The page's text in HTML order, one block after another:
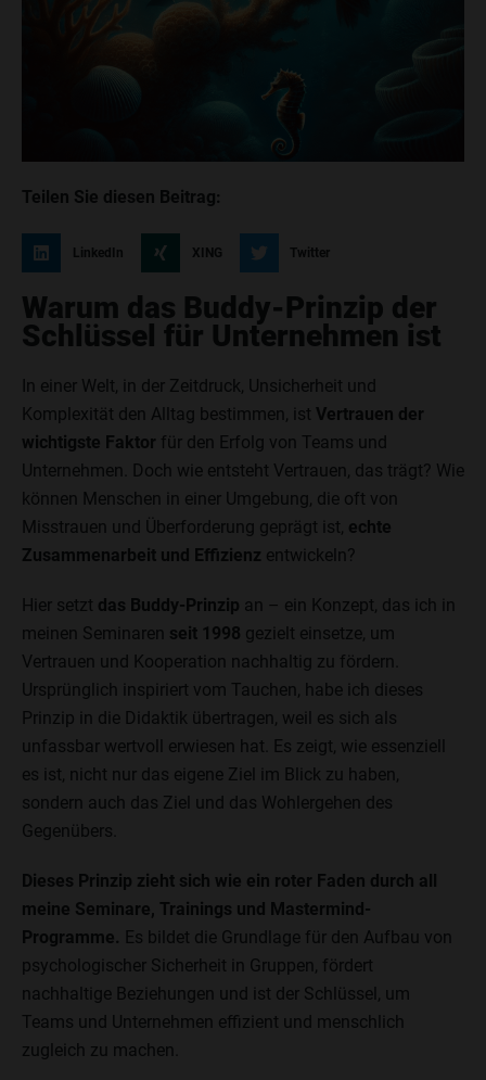
Teilen Sie diesen Beitrag:
LinkedIn XING Twitter
Warum das Buddy-Prinzip der
Schlüssel für Unternehmen ist
In einer Welt, in der Zeitdruck, Unsicherheit und
Komplexität den Alltag bestimmen, ist Vertrauen der
wichtigste Faktor für den Erfolg von Teams und
Unternehmen. Doch wie entsteht Vertrauen, das trägt? Wie
können Menschen in einer Umgebung, die oft von
Misstrauen und Überforderung geprägt ist, echte
Zusammenarbeit und Effizienz entwickeln?
Hier setzt das Buddy-Prinzip an – ein Konzept, das ich in
meinen Seminaren seit 1998 gezielt einsetze, um
Vertrauen und Kooperation nachhaltig zu fördern.
Ursprünglich inspiriert vom Tauchen, habe ich dieses
Prinzip in die Didaktik übertragen, weil es sich als
unfassbar wertvoll erwiesen hat. Es zeigt, wie essenziell
es ist, nicht nur das eigene Ziel im Blick zu haben,
sondern auch das Ziel und das Wohlergehen des
Gegenübers.
Dieses Prinzip zieht sich wie ein roter Faden durch all
meine Seminare, Trainings und Mastermind-
Programme. Es bildet die Grundlage für den Aufbau von
psychologischer Sicherheit in Gruppen, fördert
nachhaltige Beziehungen und ist der Schlüssel, um
Teams und Unternehmen effizient und menschlich
zugleich zu machen.